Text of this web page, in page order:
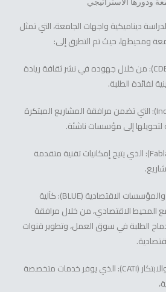
ديناميكية واجهات الجامعة، التي تمثل
ومحيطها، حيث تم التطرق إلى:
* مركز تطوير المقاولاتية (CDE): من خلال جهوده في نشر ثقافة ريادة
لفائدة الطلبة.
* حاضنة الأعمال (Incubateur): التي تضمن مرافقة المشاريع المبتكرة
لتحويلها إلى مؤسسات ناشئة.
* مخبر التصنيع الرقمي (Fablab): الذي يتيح إمكانيات تقنية متقدمة
* مكتب الربط بين الجامعة والمؤسسات الاقتصادية (BLUE): كآلية
مع المحيط الاقتصادي، من خلال مرافقة
الطلبة في سوق العمل، وتطوير قنوات
* مركز الدعم التكنولوجي والابتكار (CATI): الذي يوفر خدمات متخصصة